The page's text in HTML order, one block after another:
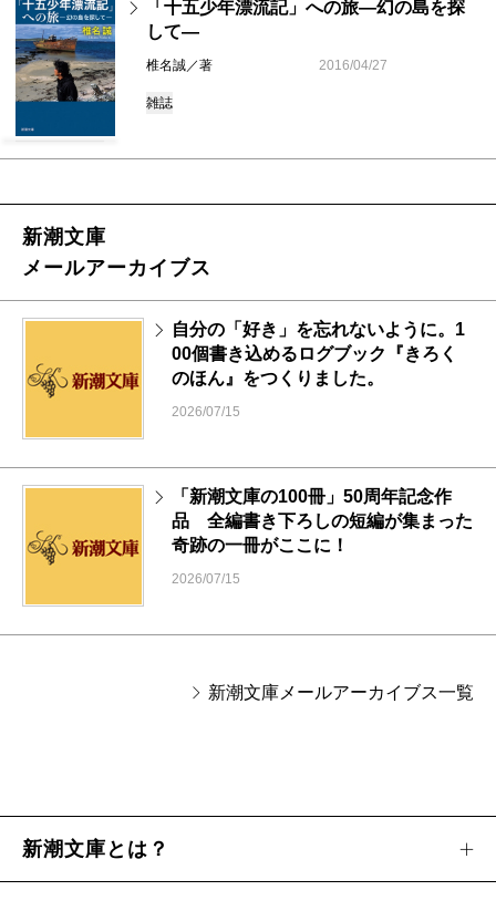
「十五少年漂流記」への旅―幻の島を探
して―
椎名誠／著 2016/04/27
雑誌
新潮文庫
メールアーカイブス
自分の「好き」を忘れないように。1
00個書き込めるログブック『きろく
のほん』をつくりました。
2026/07/15
「新潮文庫の100冊」50周年記念作
品 全編書き下ろしの短編が集まった
奇跡の一冊がここに！
2026/07/15
新潮文庫メールアーカイブス一覧
新潮文庫とは？